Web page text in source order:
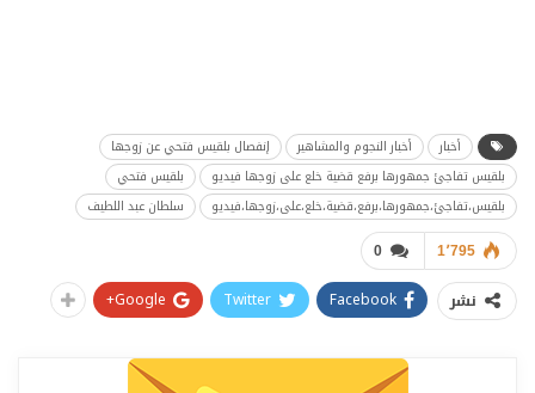
أخبار أخبار النجوم والمشاهير
إنفصال بلقيس فتحي عن زوجها
بلقيس تفاجئ جمهورها برفع قضية خلع على زوجها فيديو
بلقيس فتحي
بلقيس،تفاجئ،جمهورها،برفع،قضية،خلع،على،زوجها،فيديو
سلطان عبد اللطيف
0 1٬795
نشر Facebook
Twitter
Google+